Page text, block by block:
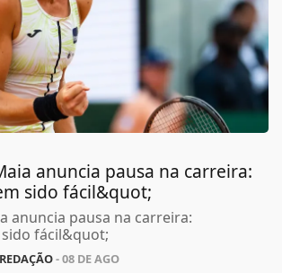
anuncia pausa na carreira:
sido fácil&quot;
anuncia pausa na carreira:
fácil&quot;
- 08 DE AGO